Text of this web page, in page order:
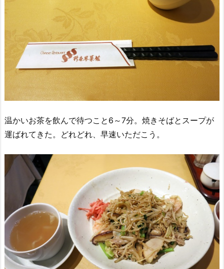
温かいお茶を飲んで待つこと6～7分。焼きそばとスープが
運ばれてきた。どれどれ、早速いただこう。